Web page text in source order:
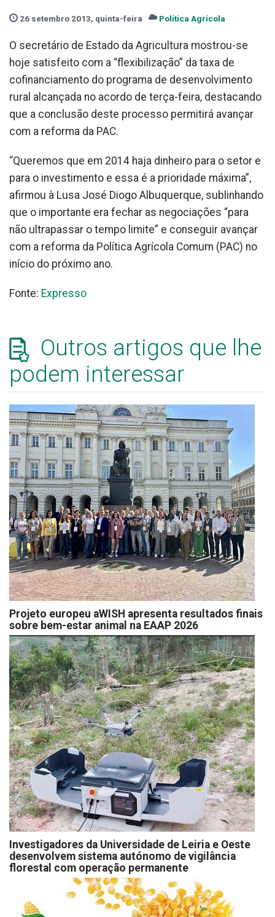
26 setembro 2013, quinta-feira Política Agrícola
O secretário de Estado da Agricultura mostrou-se
hoje satisfeito com a “flexibilização” da taxa de
cofinanciamento do programa de desenvolvimento
rural alcançada no acordo de terça-feira, destacando
que a conclusão deste processo permitirá avançar
com a reforma da PAC.
“Queremos que em 2014 haja dinheiro para o setor e
para o investimento e essa é a prioridade máxima”,
afirmou à Lusa José Diogo Albuquerque, sublinhando
que o importante era fechar as negociações “para
não ultrapassar o tempo limite” e conseguir avançar
com a reforma da Política Agrícola Comum (PAC) no
início do próximo ano.
Fonte: Expresso
Outros artigos que lhe
podem interessar
Projeto europeu aWISH apresenta resultados finais
sobre bem-estar animal na EAAP 2026
Investigadores da Universidade de Leiria e Oeste
desenvolvem sistema autónomo de vigilância
florestal com operação permanente